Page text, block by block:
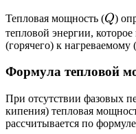
Тепловая мощность (Q
Q)
тепловой энергии,
(горячего) к
Формула тепловой
При отсутствии фазовых
кипения) тепловая
рассчитывается по